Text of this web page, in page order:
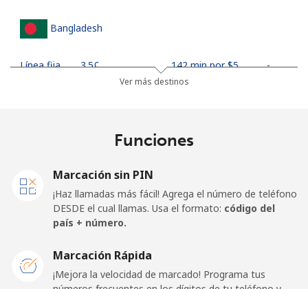
Bangladesh
Línea fija ⁦3.5¢⁩ 142 min por ⁦$5⁩ -
Línea fija ⁦28.5¢⁩
⁦32.5¢⁩ 15 min por ⁦$5⁩ -
Línea fija ⁦55.5¢⁩ 9 min por ⁦$5⁩
Ver más destinos
Funciones
Marcación sin PIN
¡Haz llamadas más fácil! Agrega el número de teléfono
DESDE el cual llamas. Usa el formato: código del
país + número.
Marcación Rápida
¡Mejora la velocidad de marcado! Programa tus